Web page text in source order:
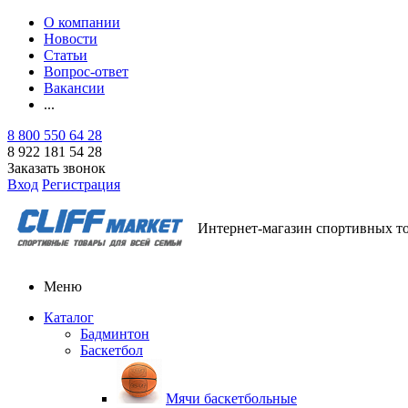
О компании
Новости
Статьи
Вопрос-ответ
Вакансии
...
8 800 550 64 28
8 922 181 54 28
Заказать звонок
Вход Регистрация
Интернет-магазин спортивных
Меню
Каталог
Бадминтон
Баскетбол
Мячи баскетбольные